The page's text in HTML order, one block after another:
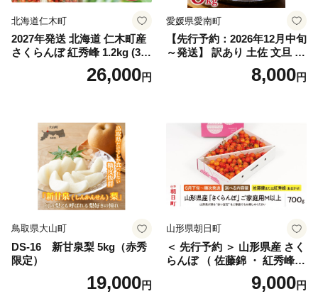
北海道仁木町
2027年発送 北海道 仁木町産
さくらんぼ 紅秀峰 1.2kg (300
g×4パック) Lサイズ以上 旬
桜桃 産地直送 サクランボ チ
26,000円
愛媛県愛南町
【先行予約：2026年12月中旬
～発送】 訳あり 土佐 文旦 8k
g (Mサイズ以上サイズミック
ス) 8000円 わけあり ぶんた
産 農家直送 期間限定 特産品
サイズミックス くらもとフ
ァーム 愛南町 愛媛県
8,000円
鳥取県大山町
DS-16 新甘泉梨 5kg（赤秀
限定）
19,000円
山形県朝日町
＜ 先行予約 ＞ 山形県産 さく
らんぼ （ 佐藤錦 ・ 紅秀峰
） ご家庭用 M以上 700g 【20
26年6月下旬から7月上旬発
9,000円